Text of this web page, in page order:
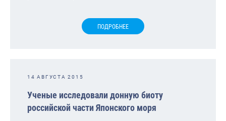
ПОДРОБНЕЕ
14 АВГУСТА 2015
Ученые исследовали донную биоту
российской части Японского моря